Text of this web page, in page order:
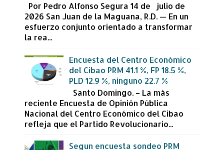
Por Pedro Alfonso Segura 14 de julio de
2026 San Juan de la Maguana, R.D. — En un
esfuerzo conjunto orientado a transformar
la rea...
Encuesta del Centro Económico
del Cibao PRM 41.1 %, FP 18.5 %,
PLD 12.9 %, ninguno 22.7 %
Santo Domingo. – La más
reciente Encuesta de Opinión Pública
Nacional del Centro Económico del Cibao
refleja que el Partido Revolucionario...
Segun encuesta sondeo PRM